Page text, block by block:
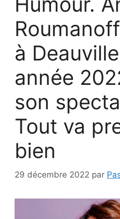
à
année
son
Tout va
bien
29 décembre 2022 par